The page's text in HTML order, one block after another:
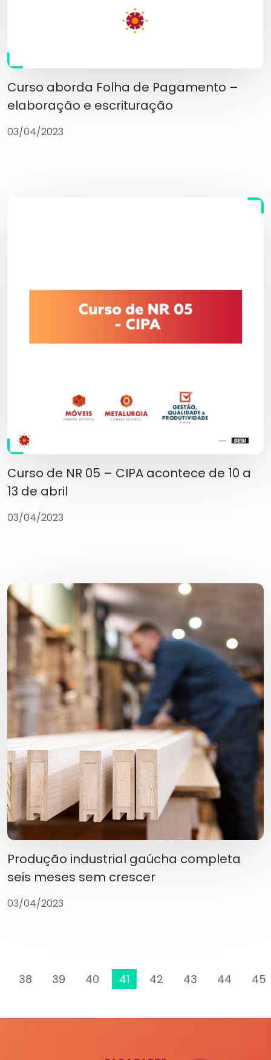
Curso aborda Folha de Pagamento –
elaboração e escrituração
03/04/2023
Curso de NR 05 – CIPA acontece de 10 a
13 de abril
03/04/2023
Produção industrial gaúcha completa
seis meses sem crescer
03/04/2023
38 39 40 41 42 43 44 45